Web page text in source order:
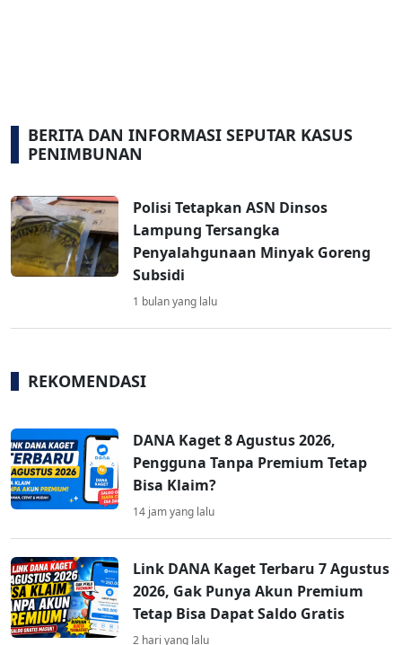
BERITA DAN INFORMASI SEPUTAR KASUS
PENIMBUNAN
Polisi Tetapkan ASN Dinsos
Lampung Tersangka
Penyalahgunaan Minyak Goreng
Subsidi
1 bulan yang lalu
REKOMENDASI
DANA Kaget 8 Agustus 2026,
Pengguna Tanpa Premium Tetap
Bisa Klaim?
14 jam yang lalu
Link DANA Kaget Terbaru 7 Agustus
2026, Gak Punya Akun Premium
Tetap Bisa Dapat Saldo Gratis
2 hari yang lalu